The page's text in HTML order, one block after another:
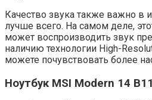
Качество звука также важно в
лучше всего. На самом деле,
может воспроизводить звук
наличию технологии High-
можете почувствовать более
Ноутбук MSI Modern 14